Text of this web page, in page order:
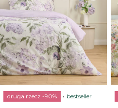
druga rzecz -90% bestseller